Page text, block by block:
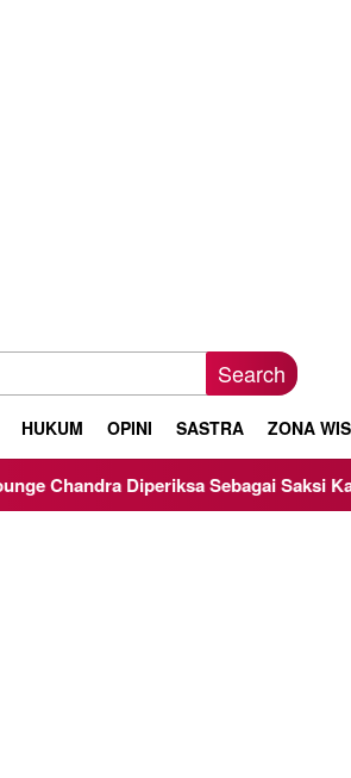
Search
HUKUM OPINI SASTRA ZONA
Sebagai Saksi Kasus Korupsi Bibit